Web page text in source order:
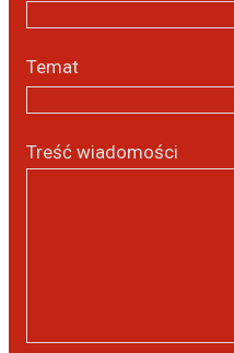
Temat
Treść wiadomości